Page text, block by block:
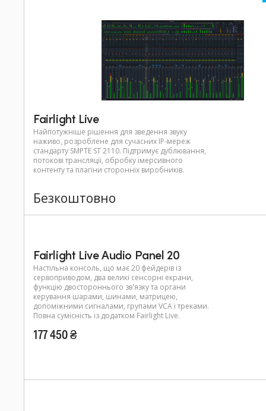
Fairlight Live
Найпотужніше рішення для зведення звуку
наживо, розроблене для сучасних IP-мереж
стандарту SMPTE ST 2110. Підтримує дублювання,
потокові трансляції, обробку імерсивного
контенту та плагіни сторонніх виробників.
Безкоштовно
Fairlight Live Audio Panel 20
Настільна консоль, що має 20 фейдерів із
сервоприводом, два великі сенсорні екрани,
функцію двостороннього зв'язку та органи
керування шарами, шинами, матрицею,
допоміжними сигналами, групами VCA і треками.
Повна сумісність із додатком Fairlight Live.
177 450 ₴